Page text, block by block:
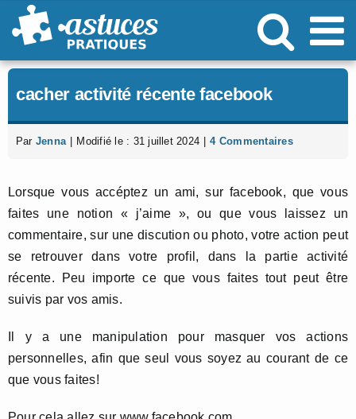
Passer
au
cacher activité récente facebook
Par Jenna Modifié le : 31 juillet 2024 4 Commentaires
Lorsque vous accéptez un ami, sur facebook, que vous
faites une notion « j’aime », ou que vous laissez un
commentaire, sur une discution ou photo, votre action peut
se retrouver dans votre profil, dans la partie activité
récente. Peu importe ce que vous faites tout peut être
suivis par vos amis.
Il y a une manipulation pour masquer vos actions
personnelles, afin que seul vous soyez au courant de ce
que vous faites!